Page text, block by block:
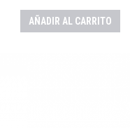
AÑADIR AL CARRITO